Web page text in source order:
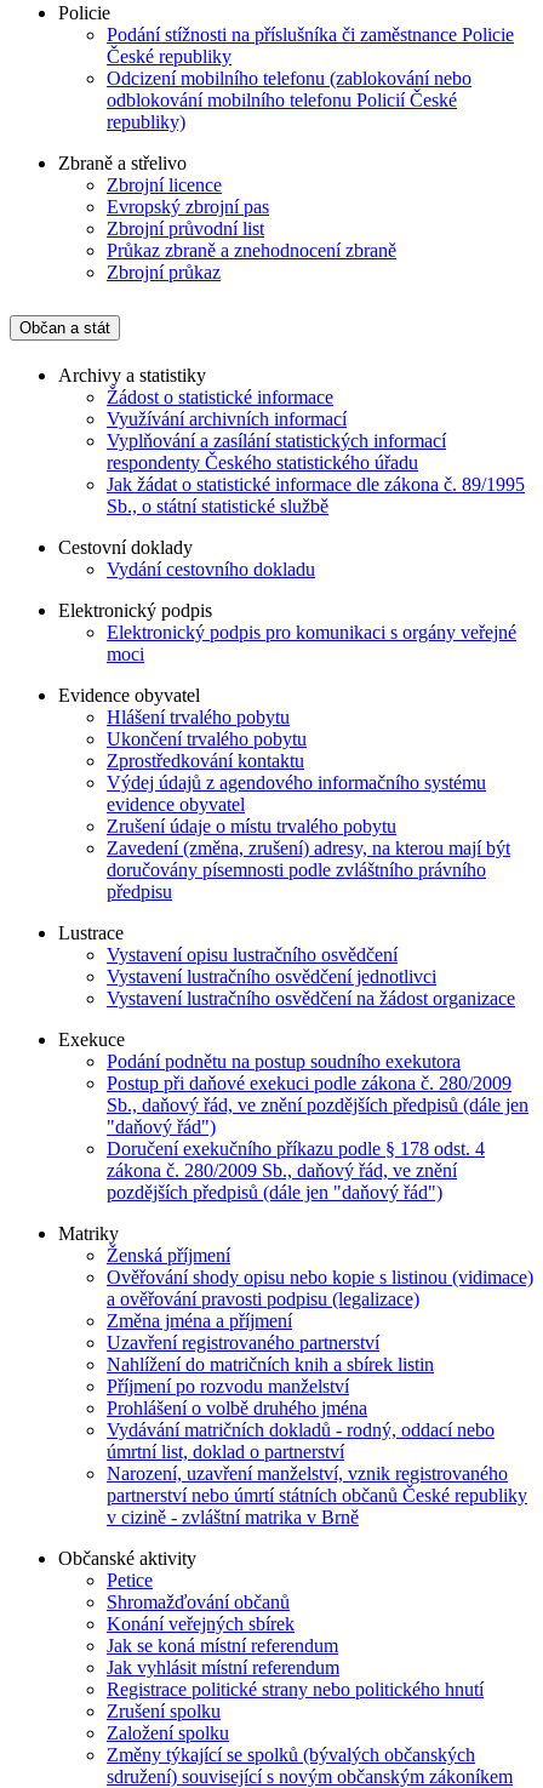
Policie
Podání stížnosti na příslušníka či zaměstnance Policie
České republiky
Odcizení mobilního telefonu (zablokování nebo
odblokování mobilního telefonu Policií České
republiky)
Zbraně a střelivo
Zbrojní licence
Evropský zbrojní pas
Zbrojní průvodní list
Průkaz zbraně a znehodnocení zbraně
Zbrojní průkaz
Občan a stát
Archivy a statistiky
Žádost o statistické informace
Využívání archivních informací
Vyplňování a zasílání statistických informací
respondenty Českého statistického úřadu
Jak žádat o statistické informace dle zákona č. 89/1995
Sb., o státní statistické službě
Cestovní doklady
Vydání cestovního dokladu
Elektronický podpis
Elektronický podpis pro komunikaci s orgány veřejné
moci
Evidence obyvatel
Hlášení trvalého pobytu
Ukončení trvalého pobytu
Zprostředkování kontaktu
Výdej údajů z agendového informačního systému
evidence obyvatel
Zrušení údaje o místu trvalého pobytu
Zavedení (změna, zrušení) adresy, na kterou mají být
doručovány písemnosti podle zvláštního právního
předpisu
Lustrace
Vystavení opisu lustračního osvědčení
Vystavení lustračního osvědčení jednotlivci
Vystavení lustračního osvědčení na žádost organizace
Exekuce
Podání podnětu na postup soudního exekutora
Postup při daňové exekuci podle zákona č. 280/2009
Sb., daňový řád, ve znění pozdějších předpisů (dále jen
"daňový řád")
Doručení exekučního příkazu podle § 178 odst. 4
zákona č. 280/2009 Sb., daňový řád, ve znění
pozdějších předpisů (dále jen "daňový řád")
Matriky
Ženská příjmení
Ověřování shody opisu nebo kopie s listinou (vidimace)
a ověřování pravosti podpisu (legalizace)
Změna jména a příjmení
Uzavření registrovaného partnerství
Nahlížení do matričních knih a sbírek listin
Příjmení po rozvodu manželství
Prohlášení o volbě druhého jména
Vydávání matričních dokladů - rodný, oddací nebo
úmrtní list, doklad o partnerství
Narození, uzavření manželství, vznik registrovaného
partnerství nebo úmrtí státních občanů České republiky
v cizině - zvláštní matrika v Brně
Občanské aktivity
Petice
Shromažďování občanů
Konání veřejných sbírek
Jak se koná místní referendum
Jak vyhlásit místní referendum
Registrace politické strany nebo politického hnutí
Zrušení spolku
Založení spolku
Změny týkající se spolků (bývalých občanských
sdružení) související s novým občanským zákoníkem